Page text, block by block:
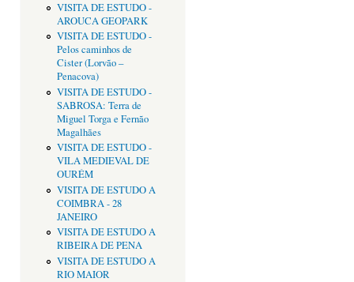
VISITA DE ESTUDO -
AROUCA GEOPARK
VISITA DE ESTUDO -
Pelos caminhos de
Cister (Lorvão –
Penacova)
VISITA DE ESTUDO -
SABROSA: Terra de
Miguel Torga e Fernão
Magalhães
VISITA DE ESTUDO -
VILA MEDIEVAL DE
OURÉM
VISITA DE ESTUDO A
COIMBRA - 28
JANEIRO
VISITA DE ESTUDO A
RIBEIRA DE PENA
VISITA DE ESTUDO A
RIO MAIOR